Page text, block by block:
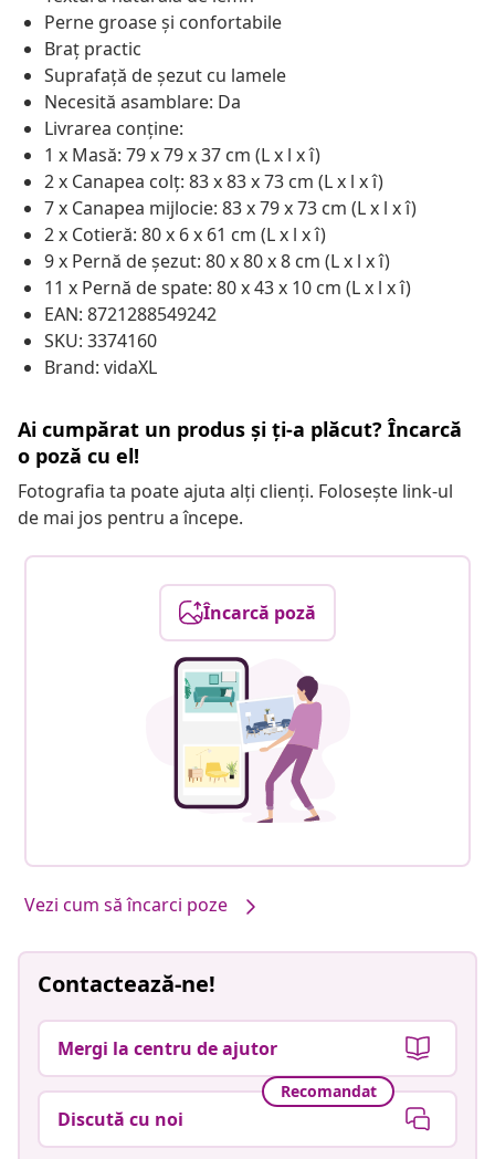
Perne groase și confortabile
Braț practic
Suprafață de șezut cu lamele
Necesită asamblare: Da
Livrarea conține:
1 x Masă: 79 x 79 x 37 cm (L x l x î)
2 x Canapea colț: 83 x 83 x 73 cm (L x l x î)
7 x Canapea mijlocie: 83 x 79 x 73 cm (L x l x î)
2 x Cotieră: 80 x 6 x 61 cm (L x l x î)
9 x Pernă de șezut: 80 x 80 x 8 cm (L x l x î)
11 x Pernă de spate: 80 x 43 x 10 cm (L x l x î)
EAN: 8721288549242
SKU: 3374160
Brand: vidaXL
Ai cumpărat un produs și ți-a plăcut? Încarcă
o poză cu el!
Fotografia ta poate ajuta alți clienți. Folosește link-ul
de mai jos pentru a începe.
Încarcă poză
Vezi cum să încarci poze
Contactează-ne!
Mergi la centru de ajutor
Recomandat
Discută cu noi